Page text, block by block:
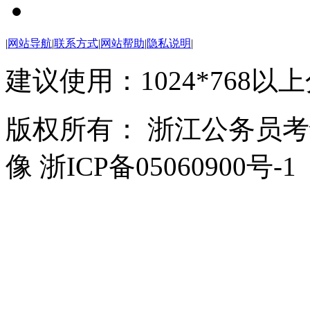
|网站导航|联系方式|网站帮助|隐私说明|
建议使用：1024*768以
版权所有： 浙江公务员
像 浙ICP备05060900号-1